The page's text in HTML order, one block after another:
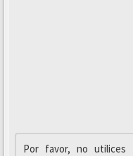
Por favor, no utilices